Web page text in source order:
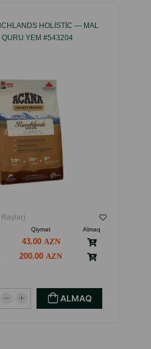
HOLISTIC — MAL
YEM #543204
Rəylər)
Qiymət
Almaq
43.00
200.00
ALMAQ